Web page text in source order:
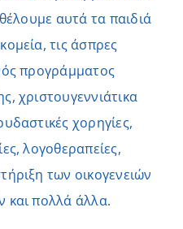
αυτά τα παιδιά
τις άσπρες
προγράμματος
χριστουγεννιάτικα
χορηγίες,
λογοθεραπείες,
των οικογενειών
και πολλά άλλα.